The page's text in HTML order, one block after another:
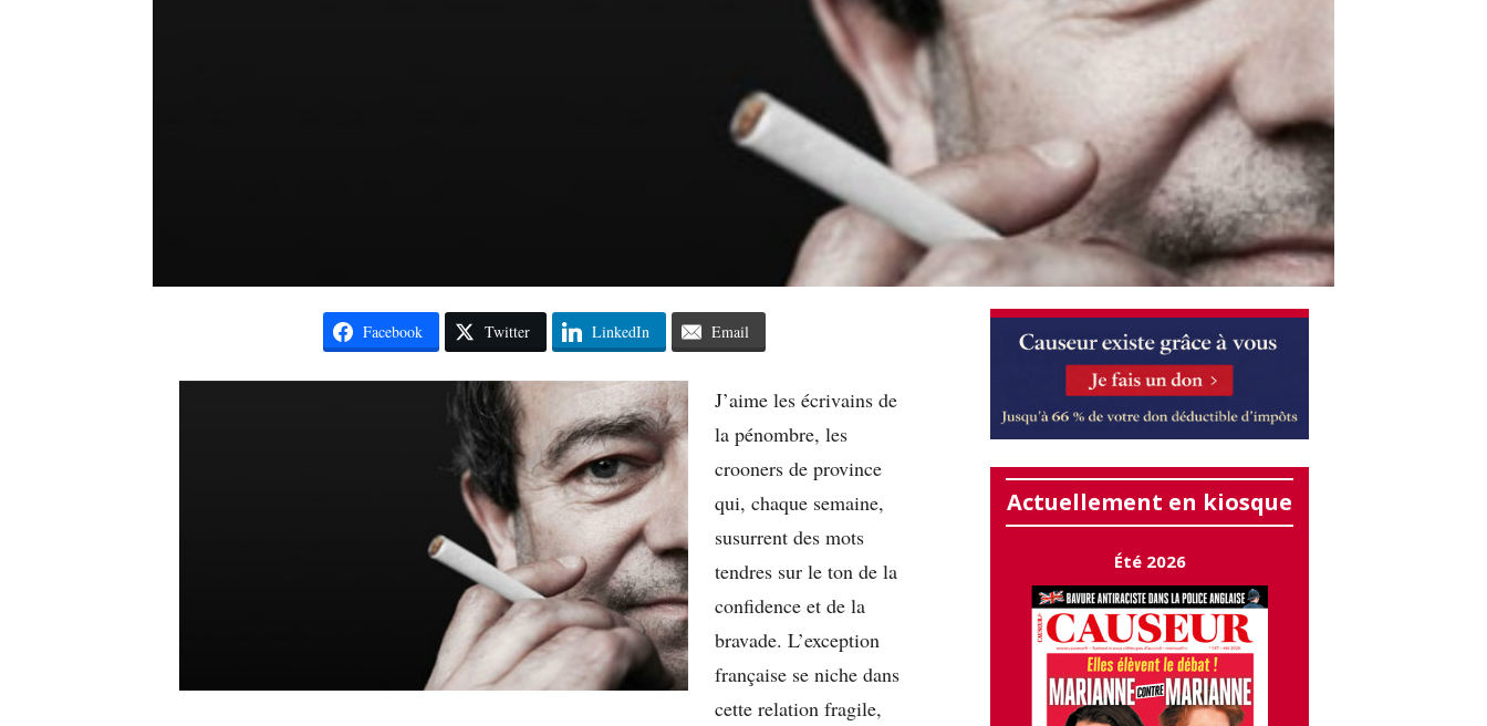
Facebook Twitter LinkedIn Email
J’aime les écrivains de
la pénombre, les
crooners de province
qui, chaque semaine,
susurrent des mots
tendres sur le ton de la
confidence et de la
bravade. L’exception
française se niche dans
cette relation fragile,
Actuellement en kiosque
Été 2026